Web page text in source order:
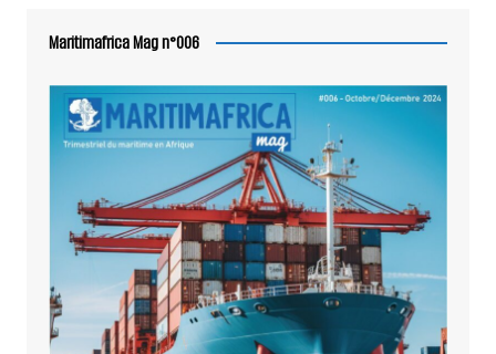
Maritimafrica Mag n°006